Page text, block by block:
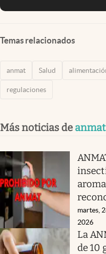
Temas relacionados
anmat Salud
regulaciones
Más noticias de anmat
martes,
2026
La
de 10